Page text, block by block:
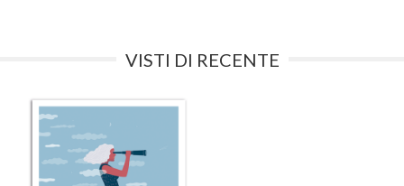
VISTI DI RECENTE